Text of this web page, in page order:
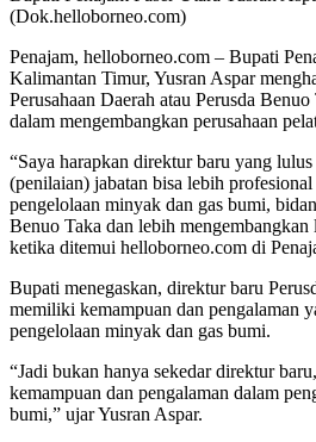
(Dok.helloborneo.com)
Penajam, helloborneo.com – Bupati
Kalimantan Timur, Yusran Aspar
Perusahaan Daerah atau Perusda
dalam mengembangkan perusahaan
“Saya harapkan direktur baru yang
(penilaian) jabatan bisa lebih
pengelolaan minyak dan gas bumi,
Benuo Taka dan lebih mengembangkan
ketika ditemui helloborneo.com di
Bupati menegaskan, direktur baru
memiliki kemampuan dan pengalaman
pengelolaan minyak dan gas bumi.
“Jadi bukan hanya sekedar direktur
kemampuan dan pengalaman dalam
bumi,” ujar Yusran Aspar.